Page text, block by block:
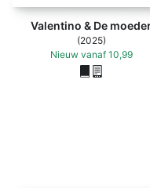
Valentino & De
(2025)
Nieuw vanaf 10,99
Ne me